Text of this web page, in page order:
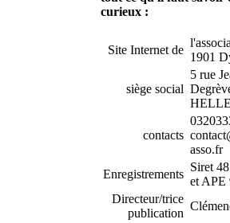
curieux :
Site Internet de
1901
siège social
5 rue
contacts
asso.fr
Enregistrements
Siret
et APE
Directeur/trice
publication